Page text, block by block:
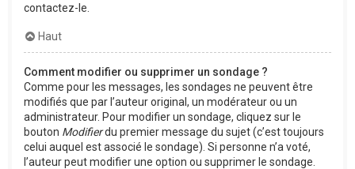
contactez-le.
Haut
Comment modifier ou supprimer un sondage ?
Comme pour les messages, les sondages ne peuvent être
modifiés que par l’auteur original, un modérateur ou un
administrateur. Pour modifier un sondage, cliquez sur le
bouton Modifierdu premier message du sujet (c’est toujours
celui auquel est associé le sondage). Si personne n’a voté,
l’auteur peut modifier une option ou supprimer le sondage.